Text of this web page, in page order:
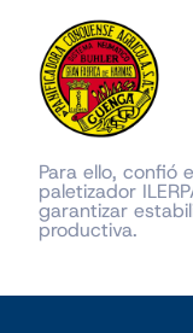
Para ello, confió
paletizador
garantizar
productiva.